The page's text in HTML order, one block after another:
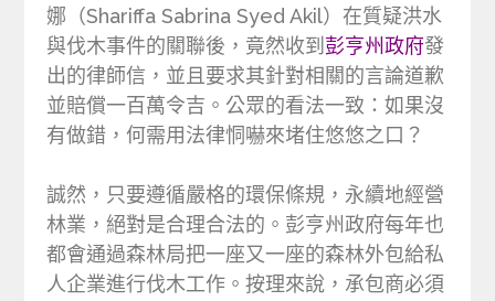
娜（Shariffa Sabrina Syed Akil）在質疑洪水
與伐木事件的關聯後，竟然收到 彭亨州政府發
出的律師信，並且要求其針對相關的言論道歉
並賠償一百萬令吉。公眾的看法一致：如果沒
有做錯，何需用法律恫嚇來堵住悠悠之口？
誠然，只要遵循嚴格的環保條規，永續地經營
林業，絕對是合理合法的。彭亨州政府每年也
都會通過森林局把一座又一座的森林外包給私
人企業進行伐木工作。按理來說，承包商必須